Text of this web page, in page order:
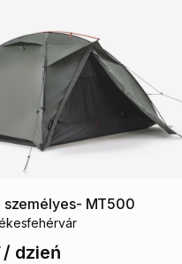
személyes- MT500
/ dzień